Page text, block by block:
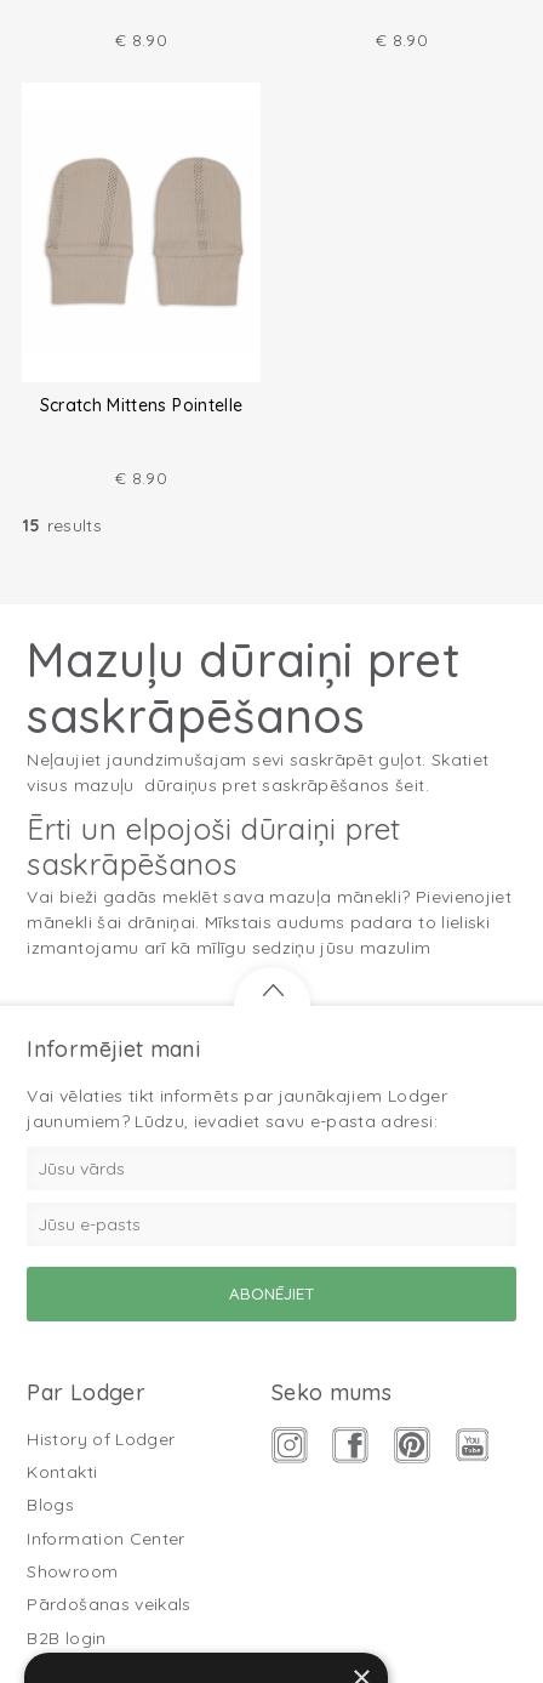
€ 8.90 € 8.90
Scratch Mittens Pointelle
€ 8.90
15 results
Mazuļu dūraiņi pret
saskrāpēšanos
Neļaujiet jaundzimušajam sevi saskrāpēt guļot. Skatiet
visus mazuļu dūraiņus pret saskrāpēšanos šeit.
Ērti un elpojoši dūraiņi pret
saskrāpēšanos
Vai bieži gadās meklēt sava mazuļa mānekli? Pievienojiet
mānekli šai drāniņai. Mīkstais audums padara to lieliski
izmantojamu arī kā mīlīgu sedziņu jūsu mazulim
Informējiet mani
Vai vēlaties tikt informēts par jaunākajiem Lodger
jaunumiem? Lūdzu, ievadiet savu e-pasta adresi:
Par Lodger
History of Lodger
Kontakti
Blogs
Information Center
Showroom
Pārdošanas veikals
B2B login
Buitenslaapzakken
Seko mums